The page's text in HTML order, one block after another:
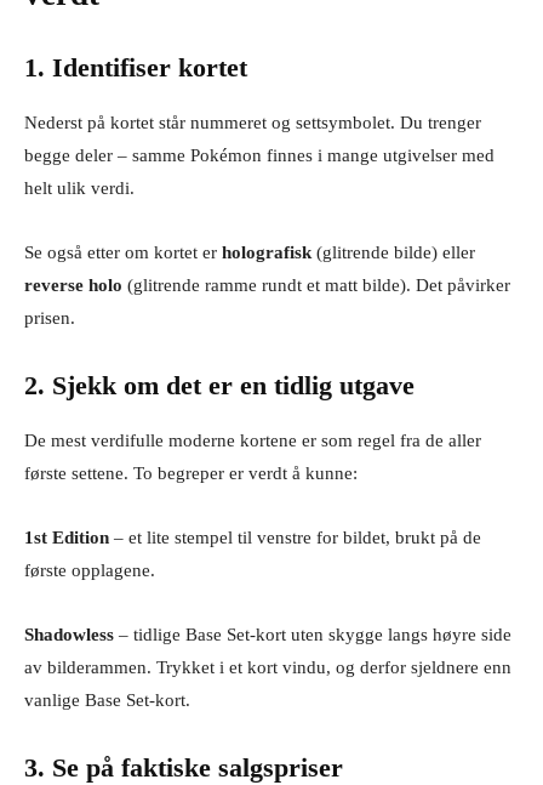
1. Identifiser kortet
Nederst på kortet står nummeret og settsymbolet. Du trenger
begge deler – samme Pokémon finnes i mange utgivelser med
helt ulik verdi.
Se også etter om kortet er holografisk (glitrende bilde) eller
reverse holo (glitrende ramme rundt et matt bilde). Det påvirker
prisen.
2. Sjekk om det er en tidlig utgave
De mest verdifulle moderne kortene er som regel fra de aller
første settene. To begreper er verdt å kunne:
1st Edition – et lite stempel til venstre for bildet, brukt på de
første opplagene.
Shadowless – tidlige Base Set-kort uten skygge langs høyre side
av bilderammen. Trykket i et kort vindu, og derfor sjeldnere enn
vanlige Base Set-kort.
3. Se på faktiske salgspriser